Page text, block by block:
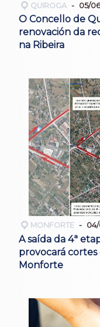
QUIROGA 05/
O Concello de
renovación da
na Ribeira
MONFORTE
A saída da 4ª
provocará
Monforte